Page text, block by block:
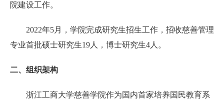
院建设工作。
2022年5月，学院完成研究生招生工作，招收慈善管理
专业首批硕士研究生19人，博士研究生4人。
二、组织架构
浙江工商大学慈善学院作为国内首家培养国民教育系